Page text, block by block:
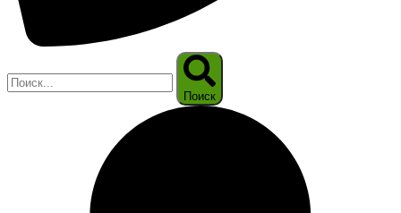
Поиск